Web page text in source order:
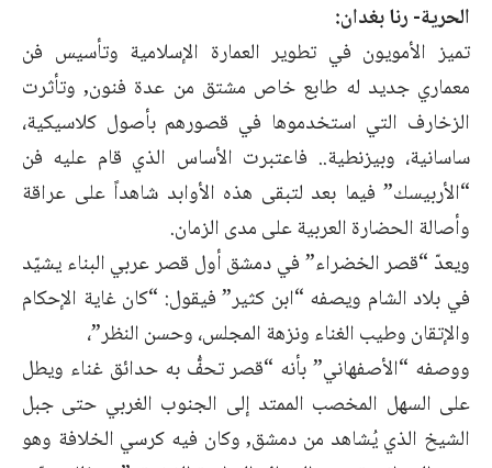
الحرية- رنا بغدان:
تميز الأمويون في تطوير العمارة الإسلامية وتأسيس فن
معماري جديد له طابع خاص مشتق من عدة فنون, وتأثرت
الزخارف التي استخدموها في قصورهم بأصول كلاسيكية،
ساسانية، وبيزنطية.. فاعتبرت الأساس الذي قام عليه فن
“الأربيسك” فيما بعد لتبقى هذه الأوابد شاهداً على عراقة
وأصالة الحضارة العربية على مدى الزمان.
ويعدّ “قصر الخضراء” في دمشق أول قصر عربي البناء يشيّد
في بلاد الشام ويصفه “ابن كثير” فيقول: “كان غاية الإحكام
والإتقان وطيب الغناء ونزهة المجلس، وحسن النظر”،
ووصفه “الأصفهاني” بأنه “قصر تحفُّ به حدائق غناء ويطل
على السهل المخصب الممتد إلى الجنوب الغربي حتى جبل
الشيخ الذي يُشاهد من دمشق, وكان فيه كرسي الخلافة وهو